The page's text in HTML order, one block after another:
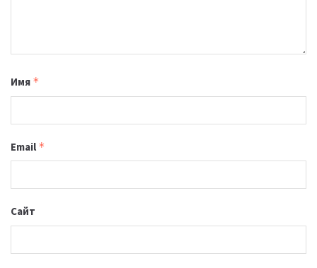
Имя *
Email *
Сайт